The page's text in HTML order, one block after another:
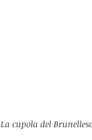
La cupola del